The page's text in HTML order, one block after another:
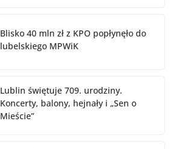
Blisko 40 mln zł z KPO popłynęło do
lubelskiego MPWiK
Lublin świętuje 709. urodziny.
Koncerty, balony, hejnały i „Sen o
Mieście”